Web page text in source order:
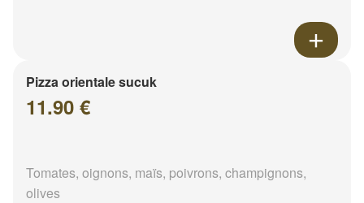
Pizza orientale sucuk
11.90 €
Tomates, oignons, maïs, poivrons, champignons,
olives